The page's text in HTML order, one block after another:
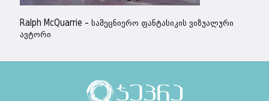
Ralph McQuarrie – სამეცნიერო ფანტასიკის ვიზუალური
ავტორი